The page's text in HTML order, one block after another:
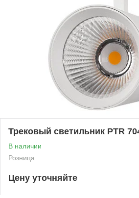
Трековый светильник PTR
В наличии
Розница
Цену уточняйте